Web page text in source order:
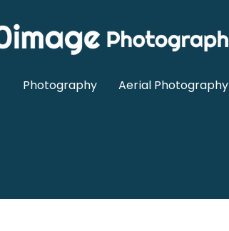
Photography Aerial Photography